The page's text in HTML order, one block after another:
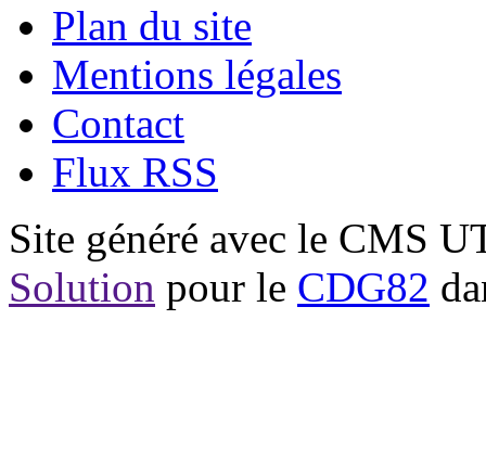
Plan du site
Mentions légales
Contact
Flux RSS
Site généré avec le CMS
Solution pour le CDG82